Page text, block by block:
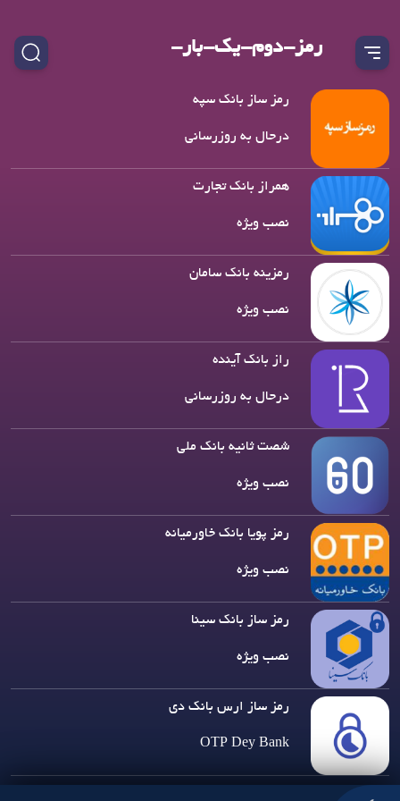
رمز-دوم-یک-بار-
رمز ساز بانک سپه
درحال به روزرسانی
همراز بانک تجارت
نصب ویژه
رمزینه بانک سامان
نصب ویژه
راز بانک آینده
درحال به روزرسانی
شصت ثانیه بانک ملی
نصب ویژه
رمز پویا بانک خاورمیانه
نصب ویژه
رمز ساز بانک سینا
نصب ویژه
رمز ساز ارس بانک دی
OTP Dey Bank